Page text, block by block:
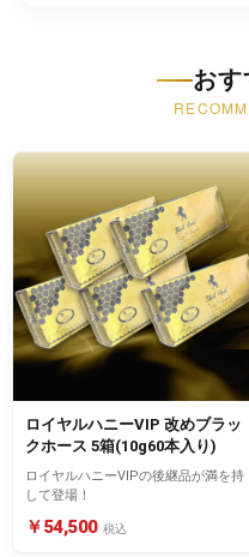
お
ロイヤルハニーVIP 改めブラッ
クホース 5箱(10g60本入り)
ロイヤルハニーVIPの後継品が満を持
して登場！
￥54,500 税込